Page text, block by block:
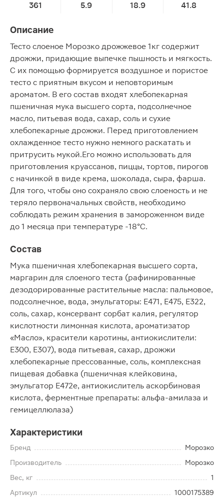
361 5.9 18.9 41.8
Описание
Тесто слоеное Морозко дрожжевое 1кг содержит
дрожжи, придающие выпечке пышность и мягкость.
С их помощью формируется воздушное и пористое
тесто с приятным вкусом и неповторимым
ароматом. В его состав входят хлебопекарная
пшеничная мука высшего сорта, подсолнечное
масло, питьевая вода, сахар, соль и сухие
хлебопекарные дрожжи. Перед приготовлением
охлажденное тесто нужно немного раскатать и
притрусить мукой.Его можно использовать для
приготовления круассанов, пиццы, тортов, пирогов
с начинкой в виде крема, шоколада, сыра, фарша.
Для того, чтобы оно сохраняло свою слоеность и не
теряло первоначальных свойств, необходимо
соблюдать режим хранения в замороженном виде
до 1 месяца при температуре -18°C.
Состав
Мука пшеничная хлебопекарная высшего сорта,
маргарин для слоеного теста (рафинированные
дезодорированные растительные масла: пальмовое,
подсолнечное, вода, эмульгаторы: Е471, Е475, Е322,
соль, сахар, консервант сорбат калия, регулятор
кислотности лимонная кислота, ароматизатор
«Масло», красители каротины, антиокислители:
Е300, Е307), вода питьевая, сахар, дрожжи
хлебопекарные прессованные, соль, комплексная
пищевая добавка (пшеничная клейковина,
эмульгатор Е472е, антиокислитель аскорбиновая
кислота, ферментные препараты: альфа-амилаза и
гемицеллюлаза)
Характеристики
Бренд
Морозко
Производитель
Морозко
Вес, кг
1
Артикул
1000175389